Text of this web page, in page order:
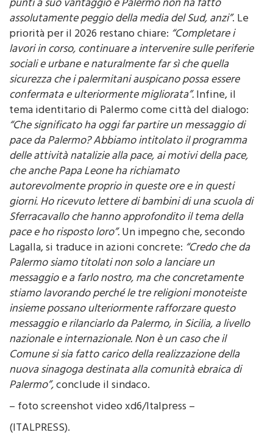
il 2025 è stato un anno in cui il Sud ha segnato più
punti a suo vantaggio e Palermo non ha fatto
assolutamente peggio della media del Sud, anzi”. Le
priorità per il 2026 restano chiare:“Completare i
lavori in corso, continuare a intervenire sulle periferie
sociali e urbane e naturalmente far sì che quella
sicurezza che i palermitani auspicano possa essere
confermata e ulteriormente migliorata”.Infine, il
tema identitario di Palermo come città del dialogo:
“Che significato ha oggi far partire un messaggio di
pace da Palermo? Abbiamo intitolato il programma
delle attività natalizie alla pace, ai motivi della pace,
che anche Papa Leone ha richiamato
autorevolmente proprio in queste ore e in questi
giorni. Ho ricevuto lettere di bambini di una scuola di
Sferracavallo che hanno approfondito il tema della
pace e ho risposto loro”.Un impegno che, secondo
Lagalla, si traduce in azioni concrete:“Credo che da
Palermo siamo titolati non solo a lanciare un
messaggio e a farlo nostro, ma che concretamente
stiamo lavorando perché le tre religioni monoteiste
insieme possano ulteriormente rafforzare questo
messaggio e rilanciarlo da Palermo, in Sicilia, a livello
nazionale e internazionale. Non è un caso che il
Comune si sia fatto carico della realizzazione della
nuova sinagoga destinata alla comunità ebraica di
Palermo”,conclude il sindaco.
– foto screenshot video xd6/Italpress –